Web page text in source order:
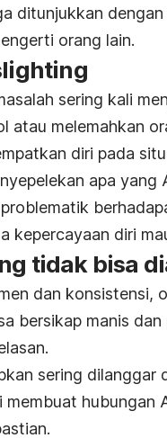
ditunjukkan
orang lain.
sering kali
atau melemahkan
diri pada
apa yang
kepercayaan diri
tidak bisa
dan konsistensi,
bersikap manis
sering dilanggar
membuat hubungan